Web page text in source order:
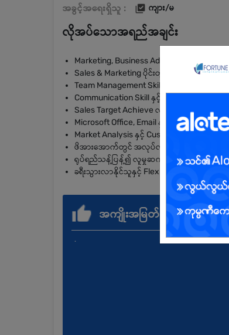
အခွင့်အရေးရှိသူ : ကျား/မ
လိုအပ်သောအရည်အချင်း
Marketing, Business Administration
Sales & Marketing ပိုင်းတွင် အနည်းဆုံး
Team Management Skill နှင့် Leadership
Communication Skill နှင့် Negotiation Skill
Sales Target Achieve လုပ်နိုင်သူဖြစ်ရမည်။
Microsoft Office, Email နှင့် Social Media
Market Analysis နှင့် Customer Service အ
ဖိအားအောက်တွင် အလုပ်လုပ်နိုင်ပြီး တာဝန်ယူမှု
ရုပ်ရည်သန့်ပြန့်၍ လူမှုဆက်ဆံရေးကောင်းမွန်ရ
ခရီးသွားလာနိုင်သူနှင့် Flexible Working
အကျိုးအမြတ်
.